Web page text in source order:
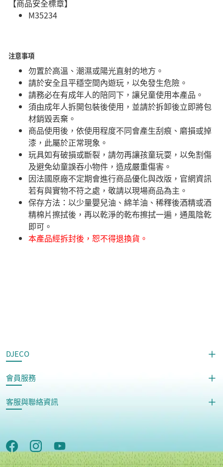
【商品安全標章】
M35234
注意事項
勿置於高溫、潮濕或陽光直射的地方。
請於安全且平穩空間內遊玩，以免發生危險。​
請務必在有成年人的陪同下，讓兒童使用本產品。
須由成年人拆開包裝後使用，並請於拆卸後立即將包
材銷毀丟棄。
商品使用後，依使用程度不同會產生刮痕、磨損或掉
漆，此屬於正常現象。
玩具如有破損或斷裂，請勿再讓孩童玩耍，以免割傷
及避免幼童誤吞小物件，造成嚴重傷害。
因法國原廠不定期會進行商品優化與改版，官網資訊
若有與實物不符之處，敬請以現場商品為主。
​保存方法：以少量嬰兒油、綿羊油、稀釋後酒精或酒
精棉片擦拭後，再以乾淨的乾布擦拭一遍，通風陰乾
即可。
本產品經拆封後，恕不得退換貨。
DJECO
會員服務
客服與聯絡資訊